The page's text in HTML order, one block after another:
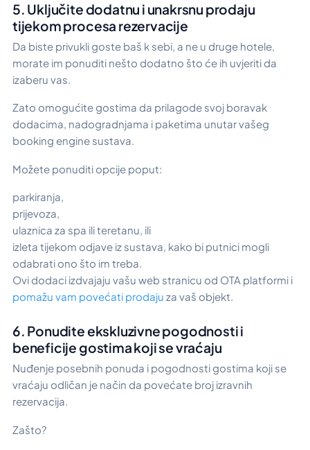
5. Uključite dodatnu i unakrsnu prodaju
tijekom procesa rezervacije
Da biste privukli goste baš k sebi, a ne u druge hotele,
morate im ponuditi nešto dodatno što će ih uvjeriti da
izaberu vas.
Zato omogućite gostima da prilagode svoj boravak
dodacima, nadogradnjama i paketima unutar vašeg
booking engine sustava.
Možete ponuditi opcije poput:
parkiranja,
prijevoza,
ulaznica za spa ili teretanu, ili
izleta tijekom odjave iz sustava, kako bi putnici mogli
odabrati ono što im treba.
Ovi dodaci izdvajaju vašu web stranicu od OTA platformi i
pomažu vam povećati prodaju za vaš objekt.
6. Ponudite ekskluzivne pogodnosti i
beneficije gostima koji se vraćaju
Nuđenje posebnih ponuda i pogodnosti gostima koji se
vraćaju odličan je način da povećate broj izravnih
rezervacija.
Zašto?